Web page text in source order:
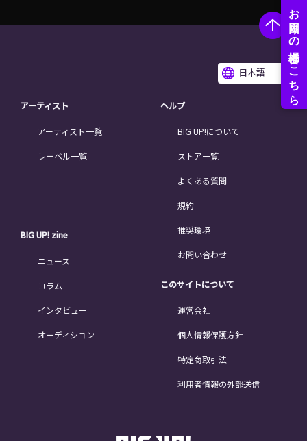
日本語
アーティスト
アーティスト一覧
レーベル一覧
BIG UP! zine
ニュース
コラム
インタビュー
オーディション
ヘルプ
BIG UP!について
ストア一覧
よくある質問
規約
推奨環境
お問い合わせ
このサイトについて
運営会社
個人情報保護方針
特定商取引法
利用者情報の外部送信